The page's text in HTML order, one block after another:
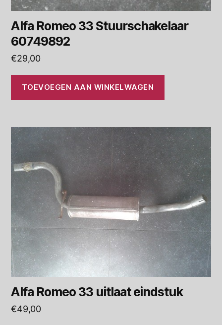
Alfa Romeo 33 Stuurschakelaar
60749892
€29,00
TOEVOEGEN AAN WINKELWAGEN
Alfa Romeo 33 uitlaat eindstuk
€49,00